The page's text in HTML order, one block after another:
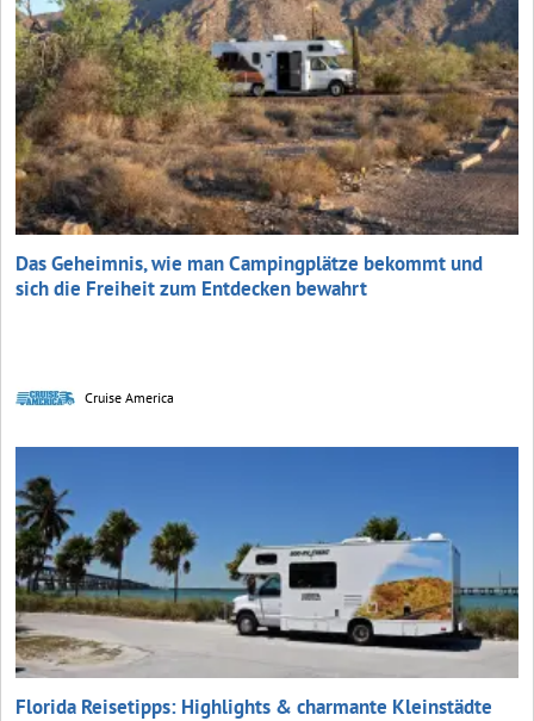
Das Geheimnis, wie man Campingplätze bekommt und
sich die Freiheit zum Entdecken bewahrt
Cruise America
Florida Reisetipps: Highlights & charmante Kleinstädte